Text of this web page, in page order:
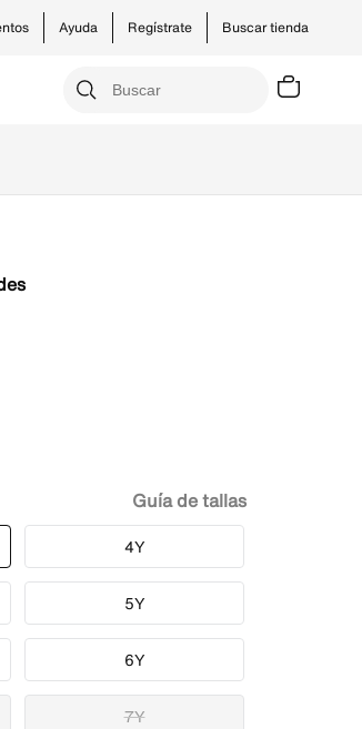
Buscar tienda
Ayuda Regístrate
4Y
5Y
6Y
7Y
Guía de tallas